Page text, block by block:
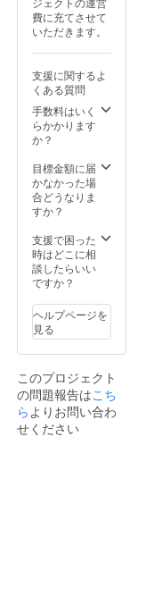
に質問
が思い
浮かば
ない場
「な
し」と
ご記入
くださ
い。
にて
zoomの
URL等
をお送
当日ご
参加の
流れと
なりま
日来れ
ない場
合の振
せん。
開催
後、プ
ラン支
援者様
す ※
代表は
東京か
ら出発
す。関
東圏以
外の場
合、宿
泊費と
を別途
実費で
請求さ
せてい
ます。
宿泊先
はそち
らの指
いま
す。会
場の用
は支援
者様負
担とな
りま
す。 ※
費に充てさせて
いただきます。
支援に関するよ
くある質問
手数料はいく
らかかります
か？
目標金額に届
かなかった場
合どうなりま
すか？
支援で困った
時はどこに相
談したらいい
ですか？
ヘルプページを
見る
このプロジェクト
の問題報告はこち
ら よりお問い合わ
せください